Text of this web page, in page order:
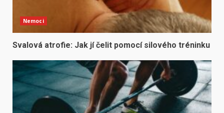
Nemoci
Svalová atrofie: Jak jí čelit pomocí silového tréninku